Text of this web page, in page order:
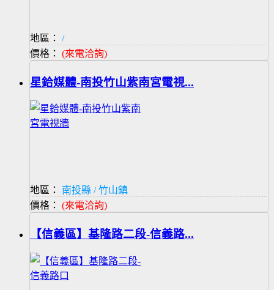
地區：
/
價格： (來電洽詢)
星鉿媒體-南投竹山紫南宮電視...
地區：
南投縣 / 竹山鎮
價格： (來電洽詢)
【信義區】基隆路二段-信義路...